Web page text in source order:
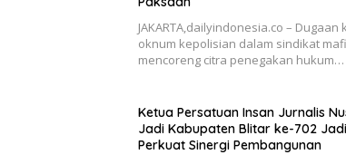
JAKARTA,dailyindonesia.co –
oknum kepolisian dalam sindikat
mencoreng citra penegakan hukum…
Ketua Persatuan Insan Jurnalis
Jadi Kabupaten Blitar ke-702
Perkuat Sinergi Pembangunan